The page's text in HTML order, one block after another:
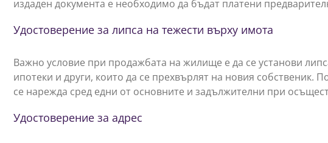
издаден документа е необходимо да бъдат платени
Удостоверение за липса на тежести върху имота
Важно условие при продажбата на жилище е да се установи
ипотеки и други, които да се прехвърлят на новия собственик.
се нарежда сред едни от основните и задължителни при
Удостоверение за адрес